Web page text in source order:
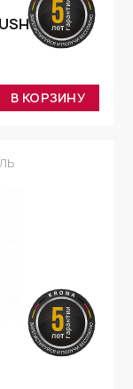
В КОРЗИНУ